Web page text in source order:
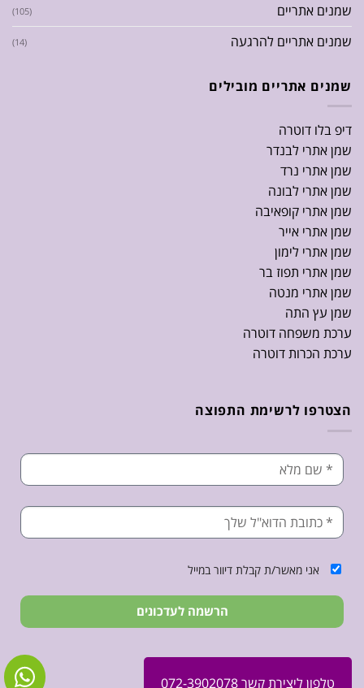
שמנים אתריים (105)
שמנים אתריים להרגעה (14)
שמנים אתריים מובילים
דיפ בלו דוטרה
שמן אתרי לבנדר
שמן אתרי נרד
שמן אתרי לבונה
שמן אתרי קופאיבה
שמן אתרי אייר
שמן אתרי לימון
שמן אתרי תפוז בר
שמן אתרי מנטה
שמן עץ התה
ערכת משפחה דוטרה
ערכת הכרות דוטרה
הצטרפו לרשימת התפוצה
אני מאשר/ת קבלת דיוור במייל
הרשמה לעדכונים
טלפון ליצירת קשר 072-3902078